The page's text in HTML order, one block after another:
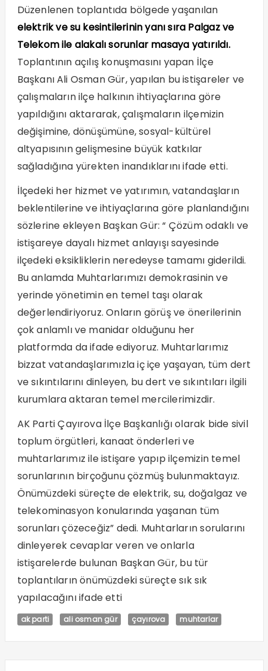
Düzenlenen toplantıda bölgede yaşanılan
elektrik ve su kesintilerinin yanı sıra Palgaz ve
Telekom ile alakalı sorunlar masaya yatırıldı.
Toplantının açılış konuşmasını yapan İlçe
Başkanı Ali Osman Gür, yapılan bu istişareler ve
çalışmaların ilçe halkının ihtiyaçlarına göre
yapıldığını aktararak, çalışmaların ilçemizin
değişimine, dönüşümüne, sosyal-kültürel
altyapısının gelişmesine büyük katkılar
sağladığına yürekten inandıklarını ifade etti.
İlçedeki her hizmet ve yatırımın, vatandaşların
beklentilerine ve ihtiyaçlarına göre planlandığını
sözlerine ekleyen Başkan Gür: “ Çözüm odaklı ve
istişareye dayalı hizmet anlayışı sayesinde
ilçedeki eksikliklerin neredeyse tamamı giderildi.
Bu anlamda Muhtarlarımızı demokrasinin ve
yerinde yönetimin en temel taşı olarak
değerlendiriyoruz. Onların görüş ve önerilerinin
çok anlamlı ve manidar olduğunu her
platformda da ifade ediyoruz. Muhtarlarımız
bizzat vatandaşlarımızla iç içe yaşayan, tüm dert
ve sıkıntılarını dinleyen, bu dert ve sıkıntıları ilgili
kurumlara aktaran temel mercilerimizdir.
AK Parti Çayırova İlçe Başkanlığı olarak bide sivil
toplum örgütleri, kanaat önderleri ve
muhtarlarımız ile istişare yapıp ilçemizin temel
sorunlarının birçoğunu çözmüş bulunmaktayız.
Önümüzdeki süreçte de elektrik, su, doğalgaz ve
telekominasyon konularında yaşanan tüm
sorunları çözeceğiz” dedi. Muhtarların sorularını
dinleyerek cevaplar veren ve onlarla
istişarelerde bulunan Başkan Gür, bu tür
toplantıların önümüzdeki süreçte sık sık
yapılacağını ifade etti
ak parti ali osman gür çayırova muhtarlar